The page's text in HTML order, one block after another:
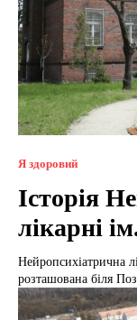
Я здоровий
Історія
лікарні
Нейропсихіатрична
розташована біля